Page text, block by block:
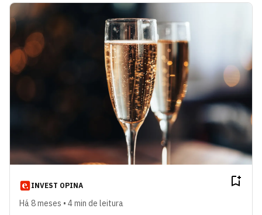
INVEST OPINA
Há 8 meses • 4 min de leitura